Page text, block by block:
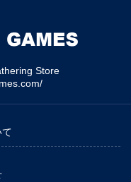
Store